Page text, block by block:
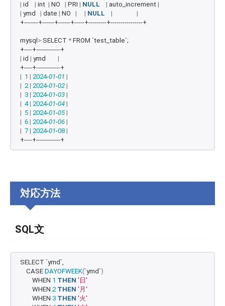
| id | int | NO | PRI | NULL | auto_increment |
| ymd | date | NO | | NULL |
|
+-------+------+------+-----+---------+----------------+
mysql > SELECT * FROM `test_table`;
+----+------------+
| id | ymd |
+----+------------+
| 1 | 2024-01-01 |
| 2 | 2024-01-02 |
| 3 | 2024-01-03 |
| 4 | 2024-01-04 |
| 5 | 2024-01-05 |
| 6 | 2024-01-06 |
| 7 | 2024-01-08 |
+----+------------+
対応方法
SQL文
SELECT `ymd`,
    CASE
DAYOFWEEK(`ymd`)
        WHEN
1 THEN '日'
        WHEN
2 THEN '月'
        WHEN
3 THEN '火'